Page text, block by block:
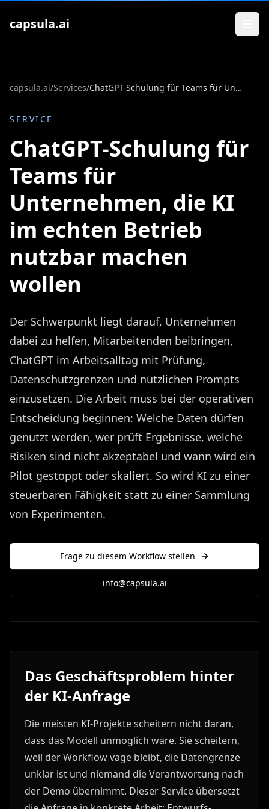
capsula.ai
capsula.ai/Services/ ChatGPT-Schulung für Teams für Unternehmen, die KI im echten Betrieb nutzbar machen wollen
SERVICE
ChatGPT-Schulung für
Teams für
Unternehmen, die KI
im echten Betrieb
nutzbar machen
wollen
Der Schwerpunkt liegt darauf, Unternehmen
dabei zu helfen, Mitarbeitenden beibringen,
ChatGPT im Arbeitsalltag mit Prüfung,
Datenschutzgrenzen und nützlichen Prompts
einzusetzen. Die Arbeit muss bei der operativen
Entscheidung beginnen: Welche Daten dürfen
genutzt werden, wer prüft Ergebnisse, welche
Risiken sind nicht akzeptabel und wann wird ein
Pilot gestoppt oder skaliert. So wird KI zu einer
steuerbaren Fähigkeit statt zu einer Sammlung
von Experimenten.
Frage zu diesem Workflow stellen
info@capsula.ai
Das Geschäftsproblem hinter
der KI-Anfrage
Die meisten KI-Projekte scheitern nicht daran,
dass das Modell unmöglich wäre. Sie scheitern,
weil der Workflow vage bleibt, die Datengrenze
unklar ist und niemand die Verantwortung nach
der Demo übernimmt. Dieser Service übersetzt